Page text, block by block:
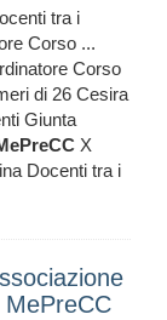
tra i
Corso ...
Corso
di 26 Cesira
Giunta
X
Docenti tra i